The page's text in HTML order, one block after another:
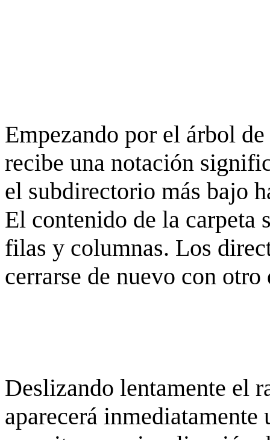
Empezando por el árbol
recibe una notación
el subdirectorio más bajo
El contenido de la carpeta
filas y columnas. Los
cerrarse de nuevo con
Deslizando lentamente el
aparecerá